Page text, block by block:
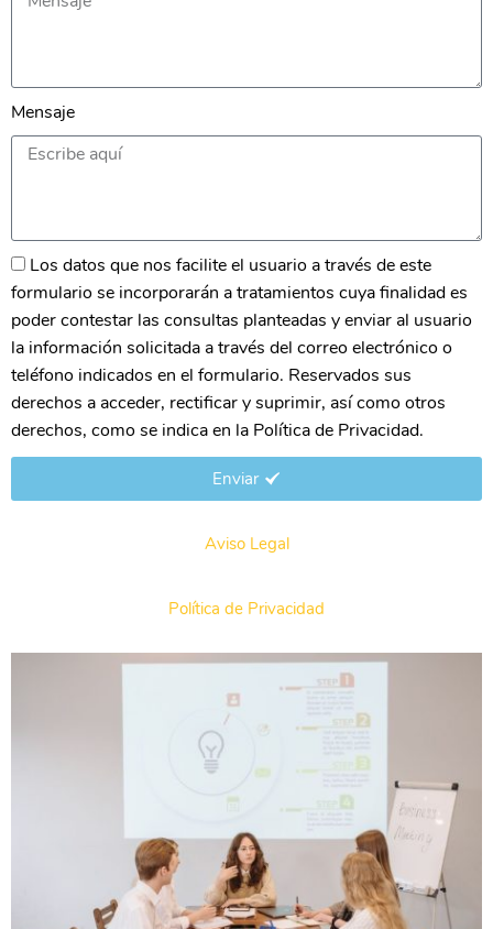
Mensaje
Los datos que nos facilite el usuario a través de este
formulario se incorporarán a tratamientos cuya finalidad es
poder contestar las consultas planteadas y enviar al usuario
la información solicitada a través del correo electrónico o
teléfono indicados en el formulario. Reservados sus
derechos a acceder, rectificar y suprimir, así como otros
derechos, como se indica en la Política de Privacidad.
Enviar
Aviso Legal
Política de Privacidad